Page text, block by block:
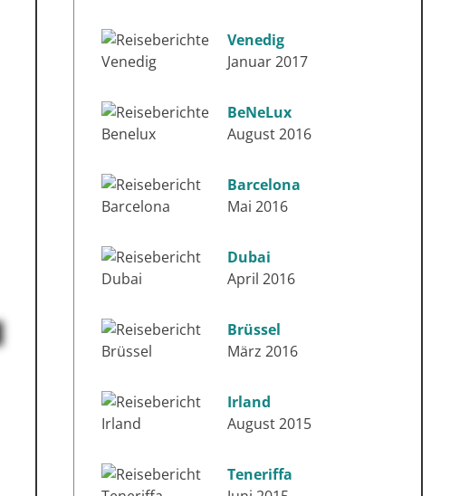
Venedig
Januar 2017
BeNeLux
August 2016
Barcelona
Mai 2016
Dubai
April 2016
Brüssel
März 2016
Irland
August 2015
Teneriffa